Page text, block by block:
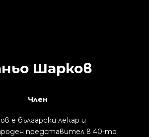
Шарков
Член
е български лекар и
представител в 40-то